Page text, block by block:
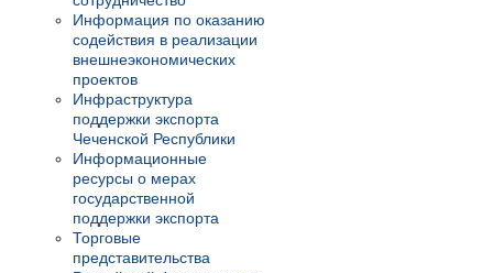
Информация по оказанию
содействия в реализации
внешнеэкономических
проектов
Инфраструктура
поддержки экспорта
Чеченской Республики
Информационные
ресурсы о мерах
государственной
поддержки экспорта
Торговые
представительства